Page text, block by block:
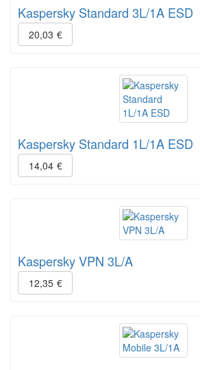
Kaspersky Standard 3L/1A ESD
20,03 €
Kaspersky Standard 1L/1A ESD
14,04 €
Kaspersky VPN 3L/A
12,35 €